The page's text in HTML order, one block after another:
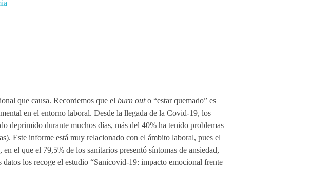
que causa. Recordemos que el burn outo “estar quemado” es
en el entorno laboral. Desde la llegada de la Covid-19, los
deprimido durante muchos días, más del 40% ha tenido problemas
Este informe está muy relacionado con el ámbito laboral, pues el
el que el 79,5% de los sanitarios presentó síntomas de ansiedad,
los recoge el estudio “Sanicovid-19: impacto emocional frente